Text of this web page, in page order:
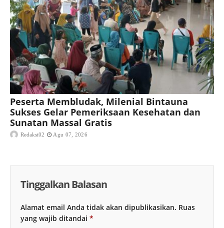
Peserta Membludak, Milenial Bintauna
Sukses Gelar Pemeriksaan Kesehatan dan
Sunatan Massal Gratis
Redaksi02 Agu 07, 2026
Tinggalkan Balasan
Alamat email Anda tidak akan dipublikasikan. Ruas
yang wajib ditandai *